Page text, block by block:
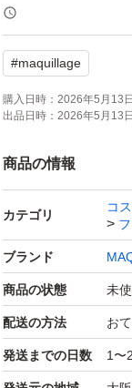
購入時期 2026年5月
・即購入OKです！
・匿名配送！
・早い者勝ち(^o^)
・たばこは吸いませ
※おまとめ配送→お
より
2個お買い上げ
3個お買い上げ
#maquillage
購入日時： 2026年5月13
出品日時： 2026年5月13
商品の情報
カテゴリ
コ
ブランド
商品の状態 未
配送の方法 お
発送までの日数 1〜